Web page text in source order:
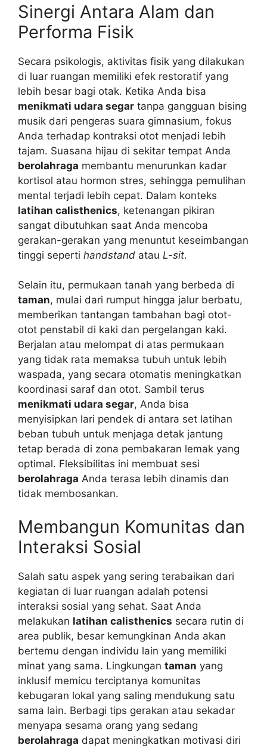
Sinergi Antara Alam dan
Performa Fisik
Secara psikologis, aktivitas fisik yang dilakukan
di luar ruangan memiliki efek restoratif yang
lebih besar bagi otak. Ketika Anda bisa
menikmati udara segar tanpa gangguan bising
musik dari pengeras suara gimnasium, fokus
Anda terhadap kontraksi otot menjadi lebih
tajam. Suasana hijau di sekitar tempat Anda
berolahraga membantu menurunkan kadar
kortisol atau hormon stres, sehingga pemulihan
mental terjadi lebih cepat. Dalam konteks
latihan calisthenics, ketenangan pikiran
sangat dibutuhkan saat Anda mencoba
gerakan-gerakan yang menuntut keseimbangan
tinggi seperti handstand atau L-sit.
Selain itu, permukaan tanah yang berbeda di
taman, mulai dari rumput hingga jalur berbatu,
memberikan tantangan tambahan bagi otot-
otot penstabil di kaki dan pergelangan kaki.
Berjalan atau melompat di atas permukaan
yang tidak rata memaksa tubuh untuk lebih
waspada, yang secara otomatis meningkatkan
koordinasi saraf dan otot. Sambil terus
menikmati udara segar, Anda bisa
menyisipkan lari pendek di antara set latihan
beban tubuh untuk menjaga detak jantung
tetap berada di zona pembakaran lemak yang
optimal. Fleksibilitas ini membuat sesi
berolahraga Anda terasa lebih dinamis dan
tidak membosankan.
Membangun Komunitas dan
Interaksi Sosial
Salah satu aspek yang sering terabaikan dari
kegiatan di luar ruangan adalah potensi
interaksi sosial yang sehat. Saat Anda
melakukan latihan calisthenics secara rutin di
area publik, besar kemungkinan Anda akan
bertemu dengan individu lain yang memiliki
minat yang sama. Lingkungan taman yang
inklusif memicu terciptanya komunitas
kebugaran lokal yang saling mendukung satu
sama lain. Berbagi tips gerakan atau sekadar
menyapa sesama orang yang sedang
berolahraga dapat meningkatkan motivasi diri